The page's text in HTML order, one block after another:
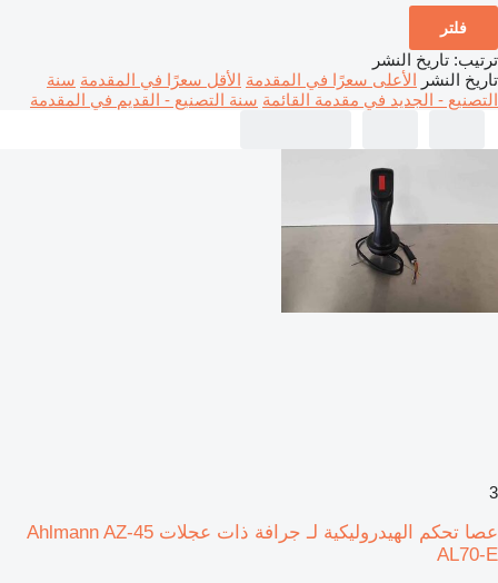
فلتر
ترتيب: تاريخ النشر
تاريخ النشر الأعلى سعرًا في المقدمة الأقل سعرًا في المقدمة سنة
التصنيع - الجديد في مقدمة القائمة سنة التصنيع - القديم في المقدمة
3
عصا تحكم الهيدروليكية لـ جرافة ذات عجلات Ahlmann AZ-45
AL70-E